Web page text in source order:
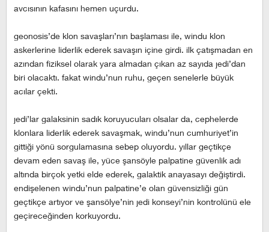
avcısının kafasını hemen uçurdu.
geonosis’de klon savaşları’nın başlaması ile, windu klon
askerlerine liderlik ederek savaşın içine girdi. ilk çatışmadan en
azından fiziksel olarak yara almadan çıkan az sayıda jedi’dan
biri olacaktı. fakat windu’nun ruhu, geçen senelerle büyük
acılar çekti.
jedi’lar galaksinin sadık koruyucuları olsalar da, cephelerde
klonlara liderlik ederek savaşmak, windu’nun cumhuriyet’in
gittiği yönü sorgulamasına sebep oluyordu. yıllar geçtikçe
devam eden savaş ile, yüce şansöyle palpatine güvenlik adı
altında birçok yetki elde ederek, galaktik anayasayı değiştirdi.
endişelenen windu’nun palpatine’e olan güvensizliği gün
geçtikçe artıyor ve şansölye’nin jedi konseyi’nin kontrolünü ele
geçireceğinden korkuyordu.